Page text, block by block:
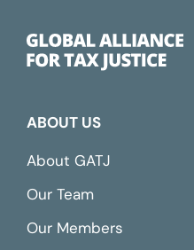
ABOUT US
About GATJ
Our Team
Our Members